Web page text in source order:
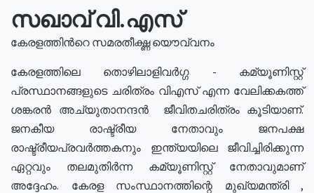
സഖാവ് വി.എസ്
കേരളത്തിൻറെ സമരതീക്ഷ്ണ യൌവ്വനം
കേരളത്തിലെ തൊഴിലാളിവർഗ്ഗ - കമ്യൂണിസ്റ്റ്
പ്രസ്ഥാനങ്ങളുടെ ചരിത്രം വിഎസ് എന്ന വേലിക്കകത്ത്
ശങ്കരൻ അച്യുതാനന്ദൻ ജീവിതചരിത്രം കൂടിയാണ്.
ജനകീയ രാഷ്ട്രീയ നേതാവും ജനപക്ഷ
രാഷ്ട്രീയപ്രവർത്തകനും ഇന്ത്യയിലെ ജീവിച്ചിരിക്കുന്ന
ഏറ്റവും തലമുതിർന്ന കമ്യൂണിസ്റ്റ് നേതാവുമാണ്
അദ്ദേഹം. കേരള സംസ്ഥാനത്തിന്റെ മുഖ്യമന്ത്രി ,